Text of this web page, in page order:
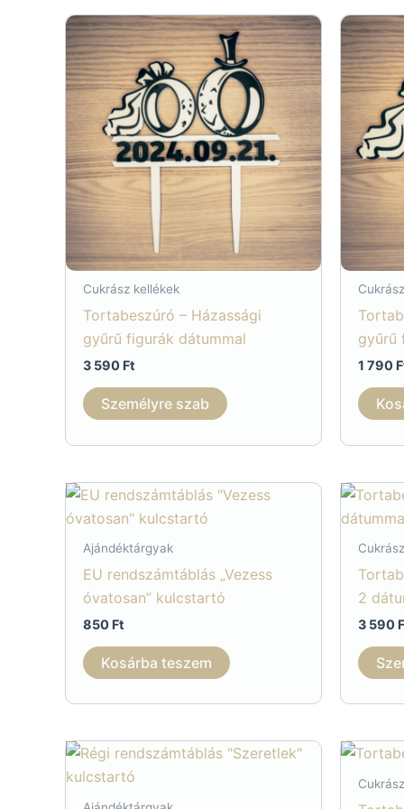
Cukrász kellékek
Tortabeszúró – Házassági
gyűrű figurák dátummal
3 590 Ft
Személyre szab
gyűrű
1 790
Ajándéktárgyak
EU rendszámtáblás „Vezess
óvatosan” kulcstartó
850 Ft
Kosárba teszem
2
3 590